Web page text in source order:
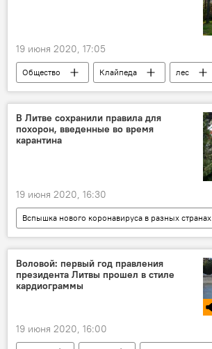
19 июня 2020, 17:05
Общество Клайпеда лес
В Литве сохранили правила для
похорон, введенные во время
карантина
19 июня 2020, 16:30
Вспышка нового коронавируса в разных странах
Общество
Литва
карантин
похороны
Воловой: первый год правления
президента Литвы прошел в стиле
кардиограммы
19 июня 2020, 16:00